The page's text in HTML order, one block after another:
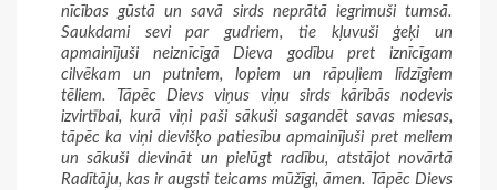
nīcības gūstā un savā sirds neprātā iegrimuši tumsā.
Saukdami sevi par gudriem, tie kļuvuši ģeķi un
apmainījuši neiznīcīgā Dieva godību pret iznīcīgam
cilvēkam un putniem, lopiem un rāpuļiem līdzīgiem
tēliem. Tāpēc Dievs viņus viņu sirds kārībās nodevis
izvirtībai, kurā viņi paši sākuši sagandēt savas miesas,
tāpēc ka viņi dievišķo patiesību apmainījuši pret meliem
un sākuši dievināt un pielūgt radību, atstājot novārtā
Radītāju, kas ir augsti teicams mūžīgi, āmen. Tāpēc Dievs